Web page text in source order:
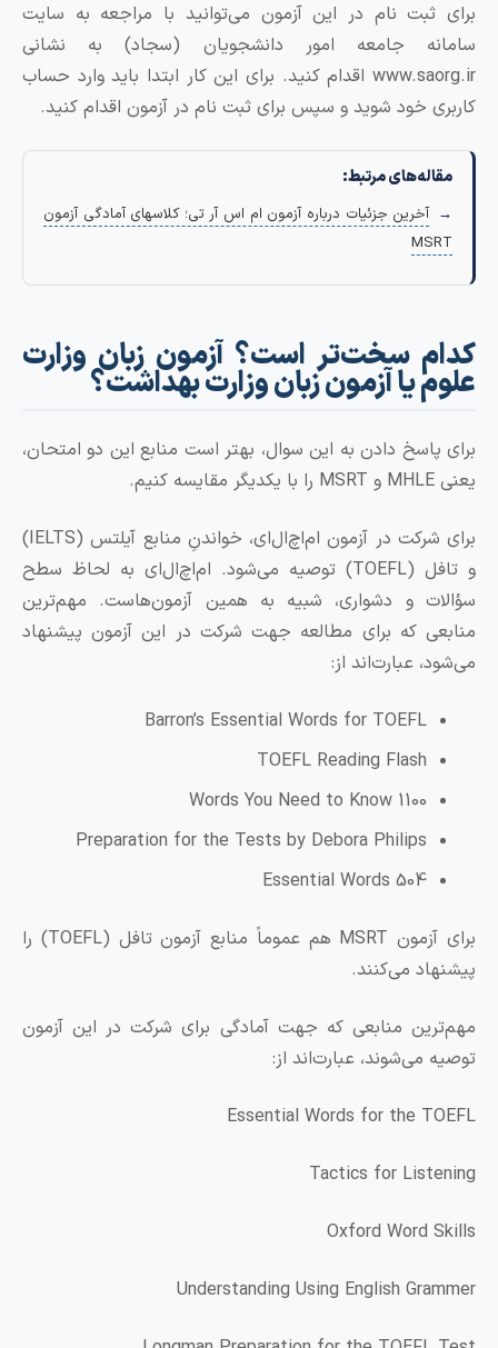
ثبت نام در این آزمون می‌توانید با مراجعه به سایت
جامعه امور دانشجویان (سجاد) به نشانی
www.saorg.ir اقدام کنید. برای این کار ابتدا باید وارد حساب
خود شوید و سپس برای ثبت نام در آزمون اقدام کنید.
مرتبط:
آخرین جزئیات درباره آزمون ام اس آر تی؛ کلاسهای آمادگی آزمون
سخت‌تر است؟ آزمون زبان وزارت
یا آزمون زبان وزارت بهداشت؟
دادن به این سوال، بهتر است منابع این دو امتحان،
و تافل (TOEFL) توصیه می‌شود. ام‌اچ‌ال‌ای به لحاظ سطح
و دشواری، شبیه به همین آزمون‌هاست. مهم‌ترین
که برای مطالعه جهت شرکت در این آزمون پیشنهاد
عبارت‌اند از:
Barron’s Essential Words for TOEFL
TOEFL Reading Flash
Preparation for the Tests by Debora Philips
برای آزمون MSRT هم عموماً منابع آزمون تافل (TOEFL) را
می‌کنند.
منابعی که جهت آمادگی برای شرکت در این آزمون
می‌شوند، عبارت‌اند از:
Essential Words for the
Tactics for
Oxford Word
Understanding Using English